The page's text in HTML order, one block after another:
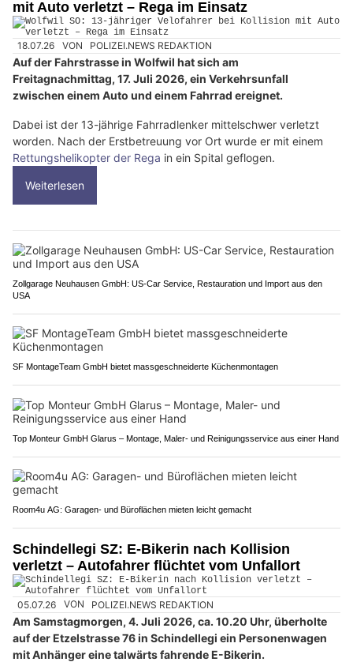
mit Auto verletzt – Rega im Einsatz
18.07.26 VON POLIZEI.NEWS REDAKTION
Auf der Fahrstrasse in Wolfwil hat sich am
Freitagnachmittag, 17. Juli 2026, ein Verkehrsunfall
zwischen einem Auto und einem Fahrrad ereignet.
Dabei ist der 13-jährige Fahrradlenker mittelschwer verletzt
worden. Nach der Erstbetreuung vor Ort wurde er mit einem
Rettungshelikopter der Rega in ein Spital geflogen.
Weiterlesen
Zollgarage Neuhausen GmbH: US-Car Service, Restauration und Import aus den
USA
SF MontageTeam GmbH bietet massgeschneiderte Küchenmontagen
Top Monteur GmbH Glarus – Montage, Maler- und Reinigungsservice aus einer Hand
Room4u AG: Garagen- und Büroflächen mieten leicht gemacht
Schindellegi SZ: E-Bikerin nach Kollision
verletzt – Autofahrer flüchtet vom Unfallort
05.07.26 VON POLIZEI.NEWS REDAKTION
Am Samstagmorgen, 4. Juli 2026, ca. 10.20 Uhr, überholte
auf der Etzelstrasse 76 in Schindellegi ein Personenwagen
mit Anhänger eine talwärts fahrende E-Bikerin.